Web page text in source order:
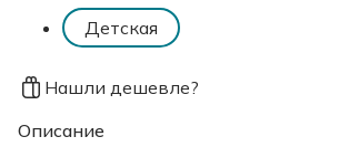
Детская
Нашли дешевле?
Описание